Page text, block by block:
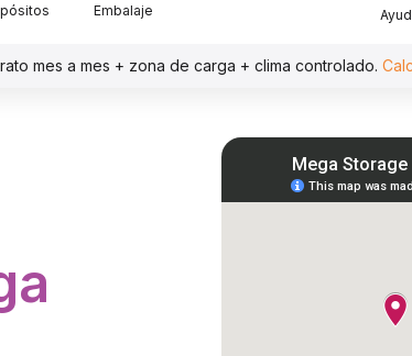
Embalaje
mes a mes + zona de carga + clima controlado.